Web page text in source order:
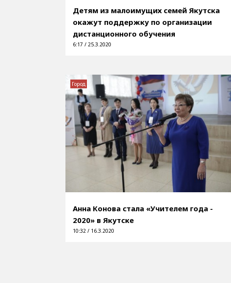
Детям из малоимущих семей Якутска
окажут поддержку по организации
дистанционного обучения
6:17 / 25.3.2020
Анна Конова стала «Учителем года -
2020» в Якутске
10:32 / 16.3.2020
Город